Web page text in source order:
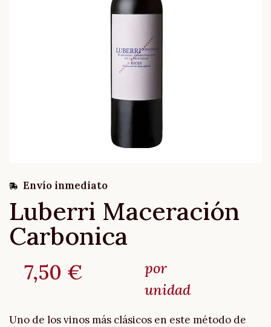
Envío inmediato
Luberri Maceración
Carbonica
7,50 €
por
unidad
Uno de los vinos más clásicos en este método de